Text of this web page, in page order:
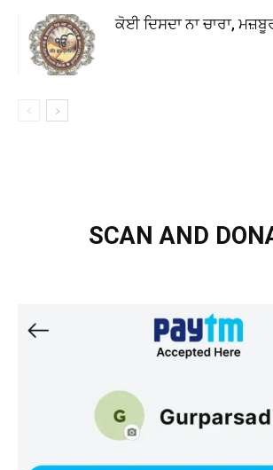
ਕੋਈ ਦਿਸਦਾ ਨਾ ਚਾਰਾ,
SCAN AND